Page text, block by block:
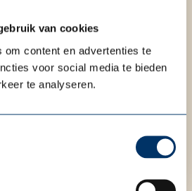
van cookies
om content en advertenties te
voor social media te bieden
te analyseren.